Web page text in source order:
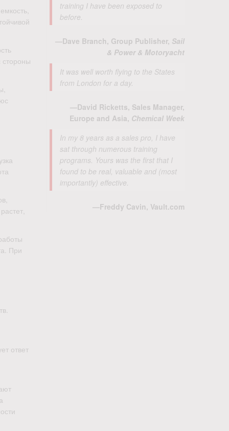
При
ответ
training I have been exposed to
before.
—Dave Branch, Group Publisher, Sail
& Power & Motoryacht
It was well worth flying to the States
from London for a day.
—David Ricketts, Sales Manager,
Europe and Asia, Chemical Week
In my 8 years as a sales pro, I have
sat through numerous training
programs. Yours was the first that I
found to be real, valuable and (most
importantly) effective.
—Freddy Cavin, Vault.com